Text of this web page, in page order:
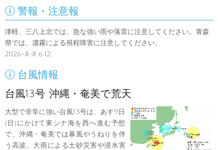
 警報・注意報
津軽、三八上北では、急な強い雨や落雷に注意してください。青森
県では、濃霧による視程障害に注意してください。
2026-8-8 6:12
 台風情報
台風13号 沖縄・奄美で荒天
大型で非常に強い台風13号は、あす9日
(日)にかけて東シナ海を西へ進む予想
で、沖縄・奄美では暴風やうねりを伴
う高波、大雨による土砂災害や浸水害